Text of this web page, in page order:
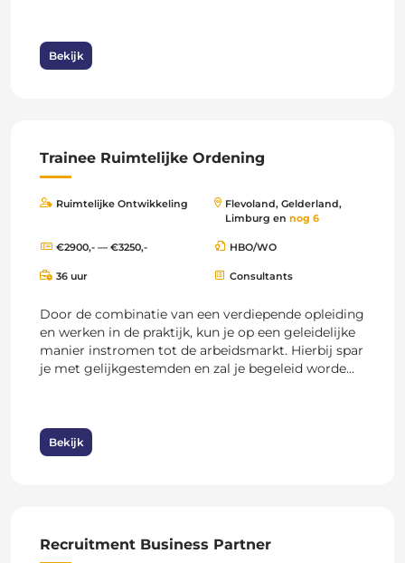
Bekijk
Trainee Ruimtelijke Ordening
Ruimtelijke Ontwikkeling
Flevoland, Gelderland,
Limburg ennog 6
€2900,- — €3250,- HBO/WO
36 uur Consultants
Door de combinatie van een verdiepende opleiding
en werken in de praktijk, kun je op een geleidelijke
manier instromen tot de arbeidsmarkt. Hierbij spar
je met gelijkgestemden en zal je begeleid worde...
Bekijk
Recruitment Business Partner